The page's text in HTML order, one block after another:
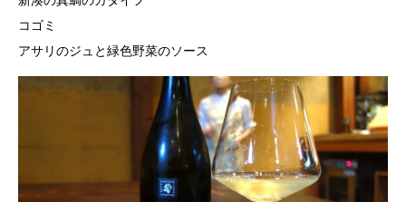
コゴミ
アサリのジュと緑色野菜のソース